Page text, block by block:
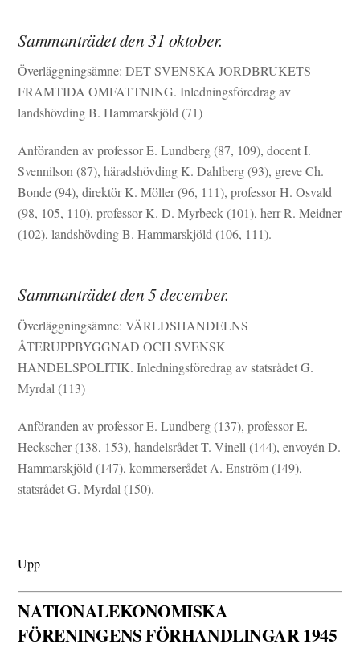
Sammanträdet den 31 oktober.
Överläggningsämne: DET SVENSKA JORDBRUKETS
FRAMTIDA OMFATTNING. Inledningsföredrag av
landshövding B. Hammarskjöld (71)
Anföranden av professor E. Lundberg (87, 109), docent I.
Svennilson (87), häradshövding K. Dahlberg (93), greve Ch.
Bonde (94), direktör K. Möller (96, 111), professor H. Osvald
(98, 105, 110), professor K. D. Myrbeck (101), herr R. Meidner
(102), landshövding B. Hammarskjöld (106, 111).
Sammanträdet den 5 december.
Överläggningsämne: VÄRLDSHANDELNS
ÅTERUPPBYGGNAD OCH SVENSK
HANDELSPOLITIK. Inledningsföredrag av statsrådet G.
Myrdal (113)
Anföranden av professor E. Lundberg (137), professor E.
Heckscher (138, 153), handelsrådet T. Vinell (144), envoyén D.
Hammarskjöld (147), kommerserådet A. Enström (149),
statsrådet G. Myrdal (150).
Upp
NATIONALEKONOMISKA
FÖRENINGENS FÖRHANDLINGAR 1945